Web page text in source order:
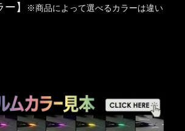
】
※商品によって選べるカラーは違い